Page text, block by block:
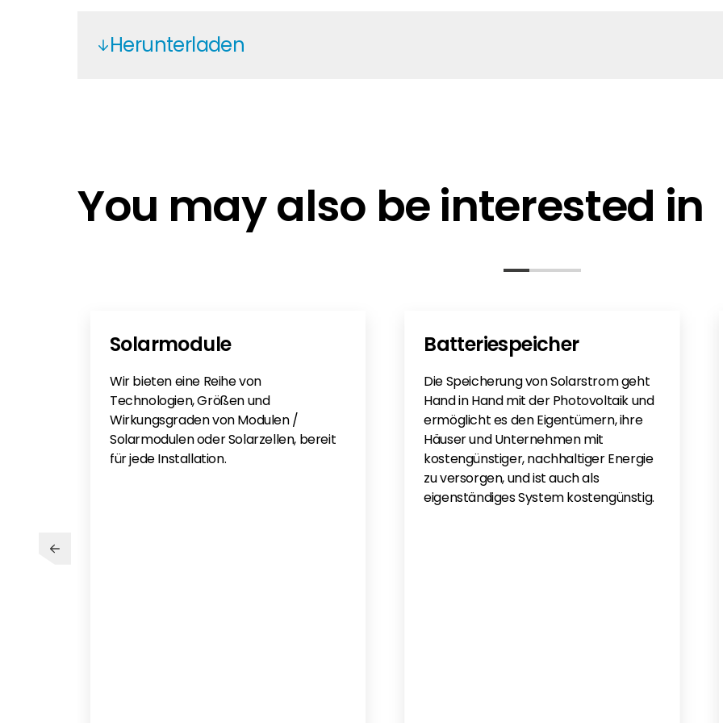
Herunterladen
Kostal_KSEM-G2_Installation Manual (11-2023)
DE
You may also be interested in
Solarmodule
Wir bieten eine Reihe von
Technologien, Größen und
Wirkungsgraden von Modulen /
Solarmodulen oder Solarzellen, bereit
für jede Installation.
Batteriespeicher
Die Speicherung von Solarstrom geht
Hand in Hand mit der Photovoltaik und
ermöglicht es den Eigentümern, ihre
Häuser und Unternehmen mit
kostengünstiger, nachhaltiger Energie
zu versorgen, und ist auch als
eigenständiges System kostengünstig.